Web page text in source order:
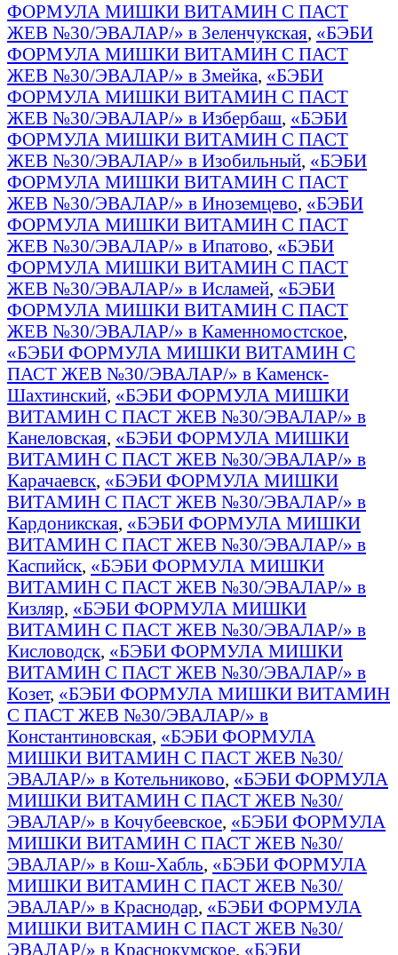
ФОРМУЛА МИШКИ ВИТАМИН С ПАСТ
ЖЕВ №30/ЭВАЛАР/» в Зеленчукская, «БЭБИ
ФОРМУЛА МИШКИ ВИТАМИН С ПАСТ
ЖЕВ №30/ЭВАЛАР/» в Змейка, «БЭБИ
ФОРМУЛА МИШКИ ВИТАМИН С ПАСТ
ЖЕВ №30/ЭВАЛАР/» в Избербаш, «БЭБИ
ФОРМУЛА МИШКИ ВИТАМИН С ПАСТ
ЖЕВ №30/ЭВАЛАР/» в Изобильный, «БЭБИ
ФОРМУЛА МИШКИ ВИТАМИН С ПАСТ
ЖЕВ №30/ЭВАЛАР/» в Иноземцево, «БЭБИ
ФОРМУЛА МИШКИ ВИТАМИН С ПАСТ
ЖЕВ №30/ЭВАЛАР/» в Ипатово, «БЭБИ
ФОРМУЛА МИШКИ ВИТАМИН С ПАСТ
ЖЕВ №30/ЭВАЛАР/» в Исламей, «БЭБИ
ФОРМУЛА МИШКИ ВИТАМИН С ПАСТ
ЖЕВ №30/ЭВАЛАР/» в Каменномостское,
«БЭБИ ФОРМУЛА МИШКИ ВИТАМИН С
ПАСТ ЖЕВ №30/ЭВАЛАР/» в Каменск-
Шахтинский, «БЭБИ ФОРМУЛА МИШКИ
ВИТАМИН С ПАСТ ЖЕВ №30/ЭВАЛАР/» в
Канеловская, «БЭБИ ФОРМУЛА МИШКИ
ВИТАМИН С ПАСТ ЖЕВ №30/ЭВАЛАР/» в
Карачаевск, «БЭБИ ФОРМУЛА МИШКИ
ВИТАМИН С ПАСТ ЖЕВ №30/ЭВАЛАР/» в
Кардоникская, «БЭБИ ФОРМУЛА МИШКИ
ВИТАМИН С ПАСТ ЖЕВ №30/ЭВАЛАР/» в
Каспийск, «БЭБИ ФОРМУЛА МИШКИ
ВИТАМИН С ПАСТ ЖЕВ №30/ЭВАЛАР/» в
Кизляр, «БЭБИ ФОРМУЛА МИШКИ
ВИТАМИН С ПАСТ ЖЕВ №30/ЭВАЛАР/» в
Кисловодск, «БЭБИ ФОРМУЛА МИШКИ
ВИТАМИН С ПАСТ ЖЕВ №30/ЭВАЛАР/» в
Козет, «БЭБИ ФОРМУЛА МИШКИ ВИТАМИН
С ПАСТ ЖЕВ №30/ЭВАЛАР/» в
Константиновская, «БЭБИ ФОРМУЛА
МИШКИ ВИТАМИН С ПАСТ ЖЕВ №30/
ЭВАЛАР/» в Котельниково, «БЭБИ ФОРМУЛА
МИШКИ ВИТАМИН С ПАСТ ЖЕВ №30/
ЭВАЛАР/» в Кочубеевское, «БЭБИ ФОРМУЛА
МИШКИ ВИТАМИН С ПАСТ ЖЕВ №30/
ЭВАЛАР/» в Кош-Хабль, «БЭБИ ФОРМУЛА
МИШКИ ВИТАМИН С ПАСТ ЖЕВ №30/
ЭВАЛАР/» в Краснодар, «БЭБИ ФОРМУЛА
МИШКИ ВИТАМИН С ПАСТ ЖЕВ №30/
ЭВАЛАР/» в Краснокумское, «БЭБИ